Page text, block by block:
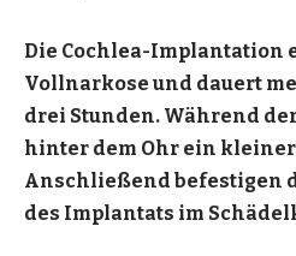
Die Cochlea-Implantation
Vollnarkose und dauert
drei Stunden. Während
hinter dem Ohr ein
Anschließend befestigen
des Implantats im